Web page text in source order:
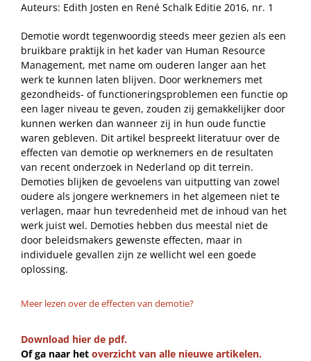
Auteurs: Edith Josten en René Schalk Editie 2016, nr. 1
Demotie wordt tegenwoordig steeds meer gezien als een
bruikbare praktijk in het kader van Human Resource
Management, met name om ouderen langer aan het
werk te kunnen laten blijven. Door werknemers met
gezondheids- of functioneringsproblemen een functie op
een lager niveau te geven, zouden zij gemakkelijker door
kunnen werken dan wanneer zij in hun oude functie
waren gebleven. Dit artikel bespreekt literatuur over de
effecten van demotie op werknemers en de resultaten
van recent onderzoek in Nederland op dit terrein.
Demoties blijken de gevoelens van uitputting van zowel
oudere als jongere werknemers in het algemeen niet te
verlagen, maar hun tevredenheid met de inhoud van het
werk juist wel. Demoties hebben dus meestal niet de
door beleidsmakers gewenste effecten, maar in
individuele gevallen zijn ze wellicht wel een goede
oplossing.
Meer lezen over de effecten van demotie?
Download hier de pdf.
Of ga naar het overzicht van alle nieuwe artikelen.